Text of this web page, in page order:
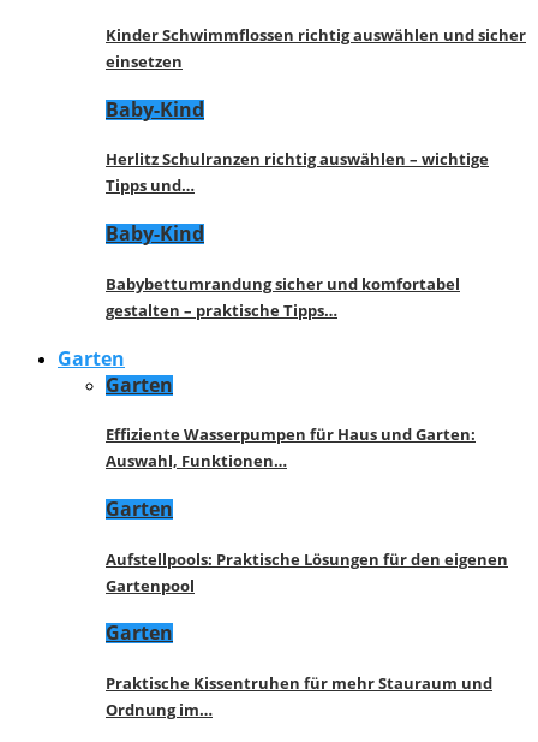
Kinder Schwimmflossen richtig auswählen und sicher
einsetzen
Baby-Kind
Herlitz Schulranzen richtig auswählen – wichtige
Tipps und…
Baby-Kind
Babybettumrandung sicher und komfortabel
gestalten – praktische Tipps…
Garten
Garten
Effiziente Wasserpumpen für Haus und Garten:
Auswahl, Funktionen…
Garten
Aufstellpools: Praktische Lösungen für den eigenen
Gartenpool
Garten
Praktische Kissentruhen für mehr Stauraum und
Ordnung im…